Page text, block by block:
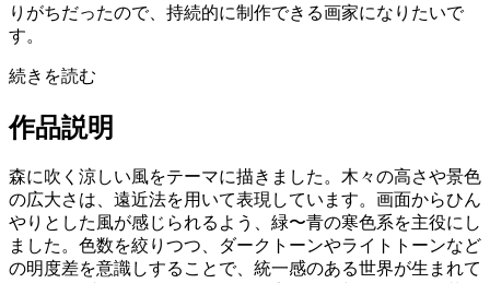
りがちだったので、持続的に制作できる画家になりたいで
す。
続きを読む
作品説明
森に吹く涼しい風をテーマに描きました。木々の高さや景色
の広大さは、遠近法を用いて表現しています。画面からひん
やりとした風が感じられるよう、緑〜青の寒色系を主役にし
ました。色数を絞りつつ、ダークトーンやライトトーンなど
の明度差を意識しすることで、統一感のある世界が生まれて